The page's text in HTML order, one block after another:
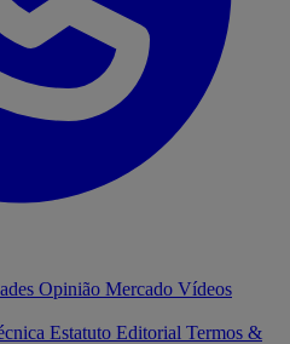
Opinião Mercado Vídeos
Estatuto Editorial Termos &